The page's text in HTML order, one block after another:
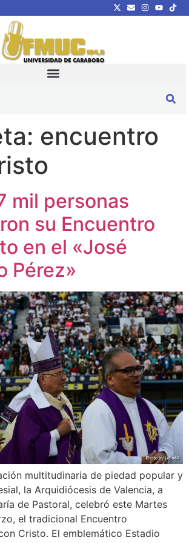
encuentro
mil personas
su Encuentro
en el «José
Pérez»
multitudinaria de piedad popular y
la Arquidiócesis de Valencia, a
de Pastoral, celebró este Martes
el tradicional Encuentro
Cristo. El emblemático Estadio